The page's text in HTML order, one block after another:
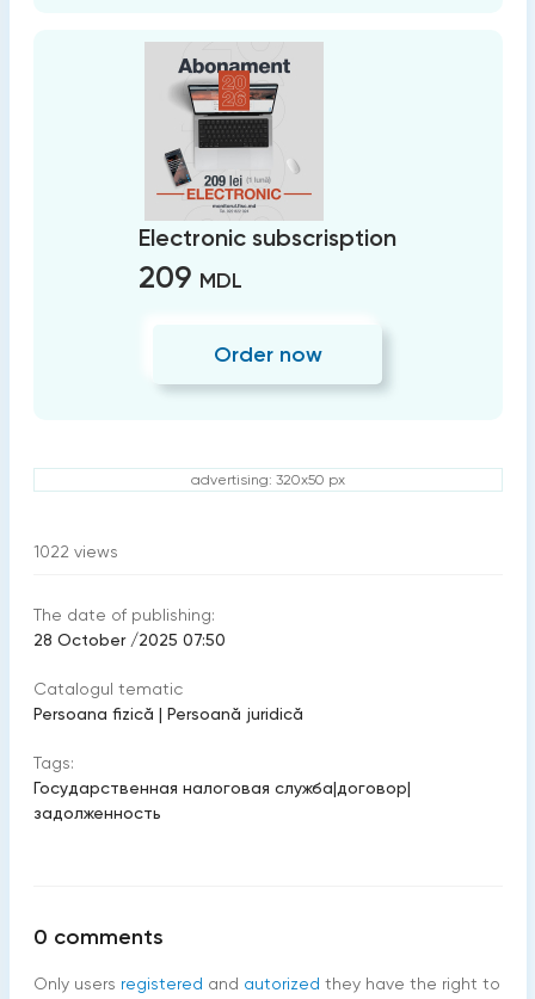
Electronic subscrisption
209 MDL
Order now
advertising: 320x50 px
1022 views
The date of publishing:
28 October /2025 07:50
Catalogul tematic
Persoana fizică | Persoană juridică
Tags:
Государственная налоговая служба|договор|
задолженность
0 comments
Only users registered and autorized they have the right to